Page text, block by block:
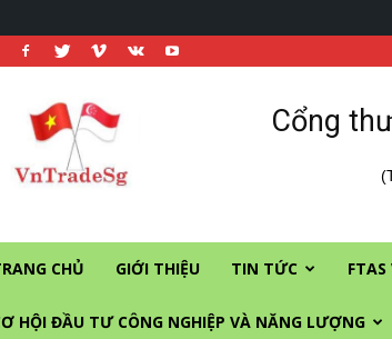
Cổng
thương
và
vào
Singapore
Cổng
CHỦ GIỚI THIỆU TIN TỨC
HỘI ĐẦU TƯ CÔNG NGHIỆP VÀ NĂNG LƯỢNG